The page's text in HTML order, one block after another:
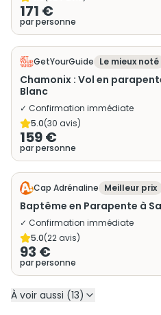
171 €
par personne
GetYourGuide Le mieux noté
Chamonix : Vol en
Blanc
✓ Confirmation immédiate
5.0(30 avis)
159 €
par personne
Cap Adrénaline Meilleur prix
Baptême en Parapente à
✓ Confirmation immédiate
5.0(22avis)
93 €
par personne
À voir aussi (13)